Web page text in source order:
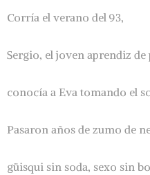
Corría el verano del 93,
Sergio, el joven aprendiz
conocía a Eva tomando el
Pasaron años de zumo de
güisqui sin soda, sexo sin